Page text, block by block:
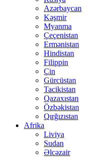
Azərbaycan
Kəşmir
Myanma
Çeçenistan
Ermənistan
Hindistan
Filippin
Çin
Gürcüstan
Tacikistan
Qazaxıstan
Özbəkistan
Qırğızıstan
Afrika
Liviya
Sudan
Əlcəzair